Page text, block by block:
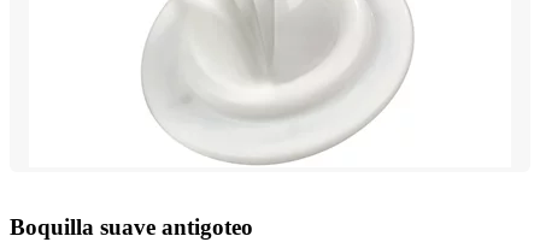
Boquilla suave antigoteo